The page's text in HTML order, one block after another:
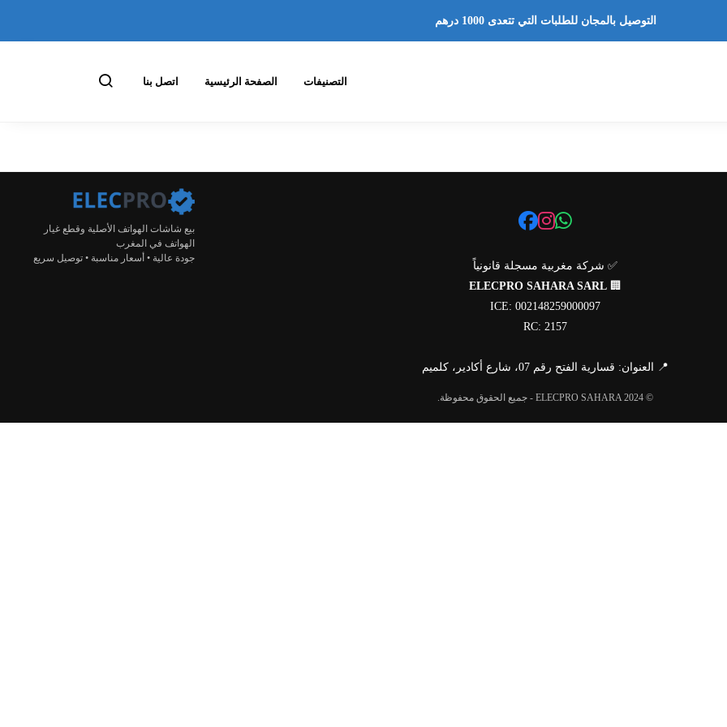
التوصيل بالمجان للطلبات التي تتعدى 1000 درهم
التصنيفات الصفحة الرئيسية اتصل بنا
بيع شاشات الهواتف الأصلية وقطع غيار
الهواتف في المغرب
جودة عالية • أسعار مناسبة • توصيل سريع
✅ شركة مغربية مسجلة قانونياً
🏢
ELECPRO SAHARA SARL
ICE: 002148259000097
RC: 2157
📍 العنوان: قسارية الفتح رقم 07، شارع أكادير، كلميم
© ELECPRO SAHARA 2024 - جميع الحقوق محفوظة.